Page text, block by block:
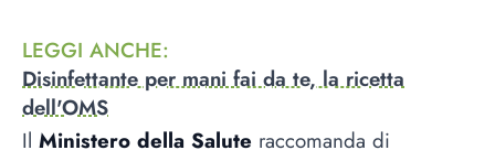
LEGGI ANCHE:
Disinfettante per mani fai da te, la ricetta
dell'OMS
Il Ministero della Salute raccomanda di